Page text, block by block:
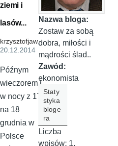
ziemi i
lasów...
krzysztofjaw,
20.12.2014
Późnym
wieczorem i
w nocy z 17
na 18
grudnia w
Polsce
Nazwa bloga:
Zostaw za sobą
dobra, miłości i
mądrości ślad..
Zawód:
ekonomista
Staty
styka
bloge
ra
Liczba
wpisów: 1,